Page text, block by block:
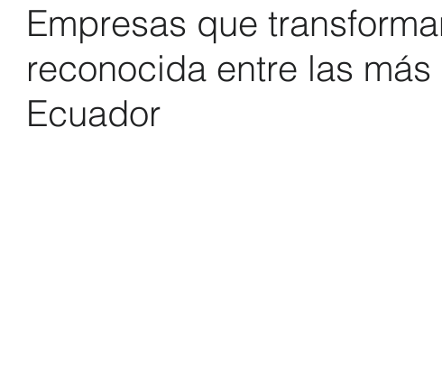
Empresas que
reconocida entre las
Ecuador